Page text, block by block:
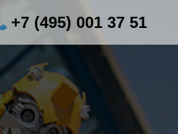
+7 (495) 001 37 51